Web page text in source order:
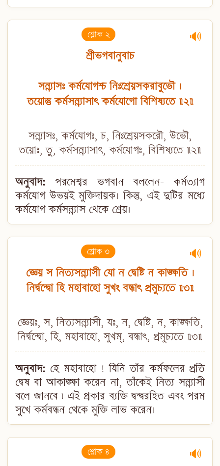
শ্লোক ২ 🔊
শ্রীভগবানুবাচ
সন্ন্যাসঃ কর্মযোগশ্চ নিঃশ্রেয়সকরাবুভৌ ।
তয়োস্তু কর্মসন্ন্যাসাৎ কর্মযোগো বিশিষ্যতে ॥২॥
সন্ন্যাসঃ, কর্মযোগঃ, চ, নিঃশ্রেয়সকরৌ, উভৌ,
তয়োঃ, তু, কর্মসন্ন্যাসাৎ, কর্মযোগঃ, বিশিষ্যতে ॥২॥
অনুবাদ: পরমেশ্বর ভগবান বললেন- কর্মত্যাগ
কর্মযোগ উভয়ই মুক্তিদায়ক। কিন্তু, এই দুটির মধ্যে
কর্মযোগ কর্মসন্ন্যাস থেকে শ্রেয়।
শ্লোক ৩ 🔊
জ্ঞেয় স নিত্যসন্ন্যাসী যো ন দ্বেষ্টি ন কাঙ্ক্ষতি ।
নির্দ্বন্দ্বো হি মহাবাহো সুখং বন্ধাৎ প্রমুচ্যতে ॥৩॥
জ্ঞেয়ঃ, স, নিত্যসন্ন্যাসী, যঃ, ন, দ্বেষ্টি, ন, কাঙ্ক্ষতি,
নির্দ্বন্দ্বো, হি, মহাবাহো, সুখম্, বন্ধাৎ, প্রমুচ্যতে ॥৩॥
অনুবাদ: হে মহাবাহো ! যিনি তাঁর কর্মফলের প্রতি
দ্বেষ বা আকাঙ্ক্ষা করেন না, তাঁকেই নিত্য সন্ন্যাসী
বলে জানবে ৷ এই প্রকার ব্যক্তি দ্বন্দ্বরহিত এবং পরম
সুখে কর্মবন্ধন থেকে মুক্তি লাভ করেন।
শ্লোক ৪ 🔊